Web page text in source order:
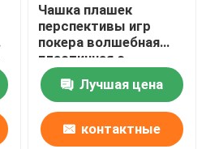
Чашка плашек
перспективы игр
покера волшебная
пластичная с
плашками казино
волшебными
Лучшая цена
контактные